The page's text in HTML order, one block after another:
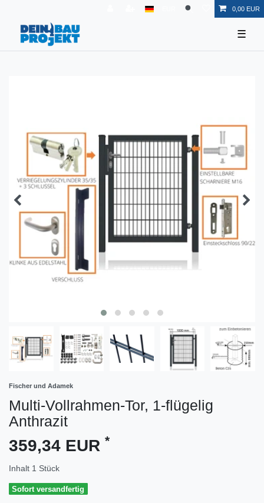
0,00 EUR
☰
Fischer und Adamek
Multi-Vollrahmen-Tor, 1-flügelig
Anthrazit
359,34 EUR *
Inhalt 1 Stück
Sofort versandfertig